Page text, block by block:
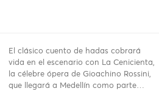
El clásico cuento de hadas cobrará
vida en el escenario con La Cenicienta,
la célebre ópera de Gioachino Rossini,
que llegará a Medellín como parte…